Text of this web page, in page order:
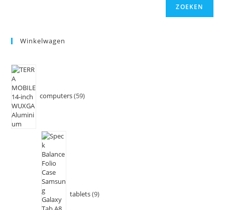
ZOEKEN
Winkelwagen
computers 59
tablets 9